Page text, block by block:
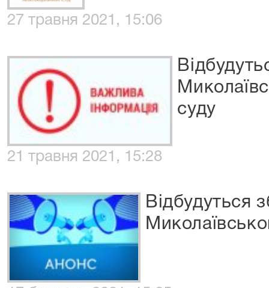
27 травня 2021, 15:06
суду
21 травня 2021, 15:28
Відбудуться